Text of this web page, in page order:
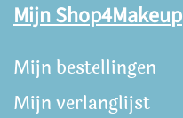
Mijn Shop4Makeup
Mijn bestellingen
Mijn verlanglijst